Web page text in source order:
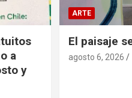
a
y
ARTE
El paisaje
agosto 6, 2026